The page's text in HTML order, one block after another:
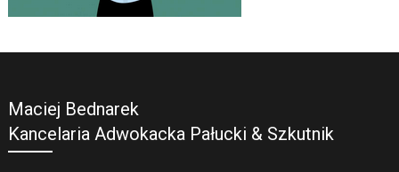
Maciej Bednarek
Kancelaria Adwokacka Pałucki & Szkutnik